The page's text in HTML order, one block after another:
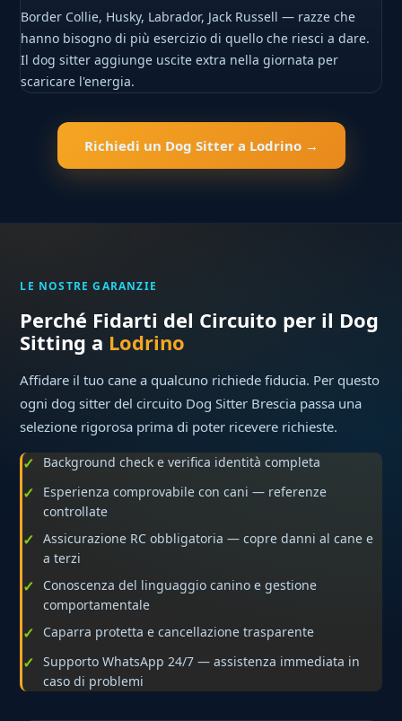
Border Collie, Husky, Labrador, Jack Russell — razze che
hanno bisogno di più esercizio di quello che riesci a dare.
Il dog sitter aggiunge uscite extra nella giornata per
scaricare l'energia.
Richiedi un Dog Sitter a Lodrino →
LE NOSTRE GARANZIE
Perché Fidarti del Circuito per il Dog
Sitting a Lodrino
Affidare il tuo cane a qualcuno richiede fiducia. Per questo
ogni dog sitter del circuito Dog Sitter Brescia passa una
selezione rigorosa prima di poter ricevere richieste.
Background check e verifica identità completa
Esperienza comprovabile con cani — referenze
controllate
Assicurazione RC obbligatoria — copre danni al cane e
a terzi
Conoscenza del linguaggio canino e gestione
comportamentale
Caparra protetta e cancellazione trasparente
Supporto WhatsApp 24/7 — assistenza immediata in
caso di problemi